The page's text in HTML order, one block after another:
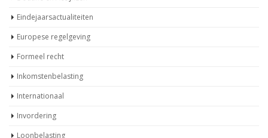
Eindejaarsactualiteiten
Europese regelgeving
Formeel recht
Inkomstenbelasting
Internationaal
Invordering
Loonbelasting